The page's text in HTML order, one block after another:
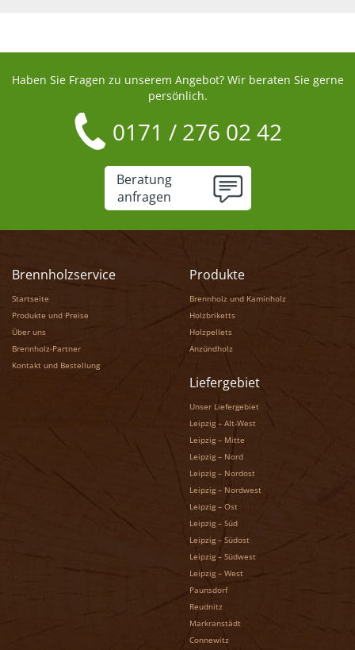
Haben Sie Fragen zu unserem Angebot? Wir beraten Sie gerne
persönlich.
0171 / 276 02 42
Beratung
anfragen
Brennholzservice
Startseite
Produkte und Preise
Über uns
Brennholz-Partner
Kontakt und Bestellung
Produkte
Brennholz und Kaminholz
Holzbriketts
Holzpellets
Anzündholz
Liefergebiet
Unser Liefergebiet
Leipzig – Alt-West
Leipzig – Mitte
Leipzig – Nord
Leipzig – Nordost
Leipzig – Nordwest
Leipzig – Ost
Leipzig – Süd
Leipzig – Südost
Leipzig – Südwest
Leipzig – West
Paunsdorf
Reudnitz
Markranstädt
Connewitz